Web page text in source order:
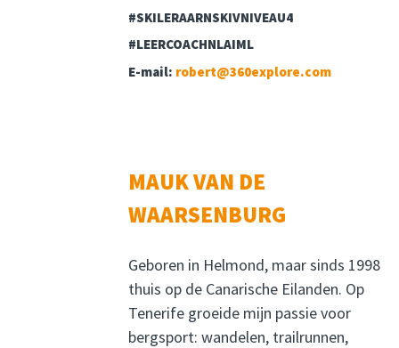
#SKILERAARNSKIVNIVEAU4
#LEERCOACHNLAIML
E-mail: robert@360explore.com
MAUK VAN DE
WAARSENBURG
Geboren in Helmond, maar sinds 1998
thuis op de Canarische Eilanden. Op
Tenerife groeide mijn passie voor
bergsport: wandelen, trailrunnen,